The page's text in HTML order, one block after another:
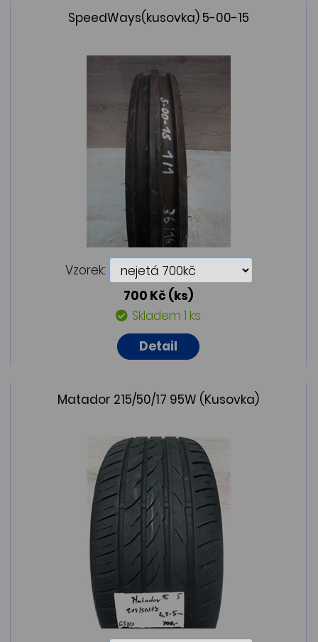
SpeedWays(kusovka) 5-00-15
Vzorek:
700 Kč (ks)
Skladem 1 ks
Detail
Matador 215/50/17 95W (Kusovka)